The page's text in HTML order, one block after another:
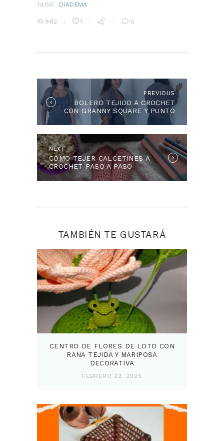
TAGS:
DIADEMA
982 1 0
ENTRADAS
PREVIOUSPrevious
post:
BOLERO TEJIDO A CROCHET
CON GRANNY SQUARE Y PUNTO
POPCORN
NEXTNext
post:
COMO TEJER CALCETINES A
CROCHET PASO A PASO
TAMBIÉN TE GUSTARÁ
CENTRO DE FLORES DE LOTO CON
RANA TEJIDA Y MARIPOSA
DECORATIVA
FEBRERO 22, 2025